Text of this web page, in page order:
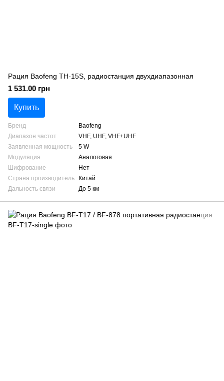
Рация Baofeng TH-15S, радиостанция двухдиапазонная
1 531.00 грн
Купить
Бренд
Baofeng
Диапазон частот
VHF, UHF, VHF+UHF
Заявленная мощность
5 W
Модуляция
Аналоговая
Шифрование
Нет
Страна производитель
Китай
Дальность связи
До 5 км